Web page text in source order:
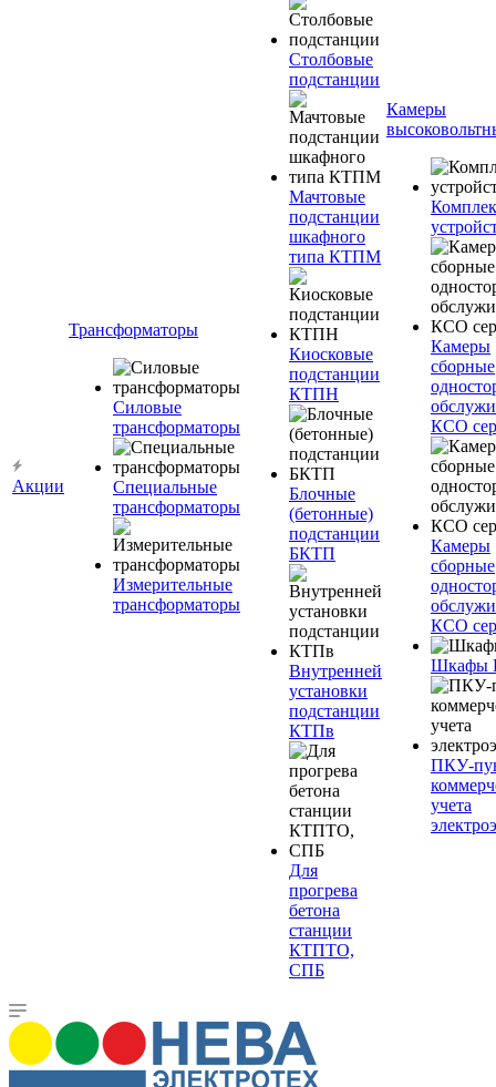
Акции
Трансформаторы
Силовые
трансформаторы
Специальные
трансформаторы
Измерительные
трансформаторы
Столбовые
подстанции
Мачтовые
подстанции
шкафного
типа КТПМ
Киосковые
подстанции
КТПН
Блочные
(бетонные)
подстанции
БКТП
Внутренней
установки
подстанции
КТПв
Для
прогрева
бетона
станции
КТПТО,
СПБ
Камеры
Камеры
сборные
КСО
Камеры
сборные
КСО
Шкафы
ПКУ-
учета